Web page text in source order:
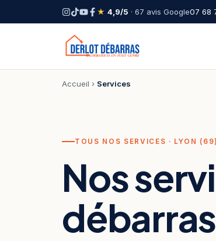
★ 4,9/5 · 67 avis Google07 68
Accueil › Services
TOUS NOS SERVICES · LYON (69)
Nos
débarras